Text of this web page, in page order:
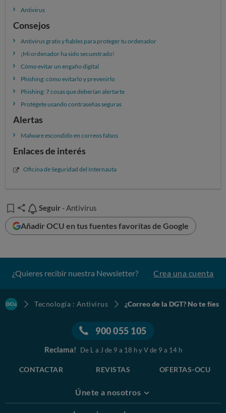
Antivirus
Consejos
Antivirus gratis y fiables para proteger tu ordenador
¡Mi ordenador ha sido secuestrado!
Cómo evitar un engaño digital
Phishing: cómo evitarlo y prevenirlo
Phishing: 7 cosas que deberían alertarte
Protégete usando contraseñas seguras
Alertas
Malware escondido en correos falsos
Enlaces de interés
Oficina de Seguridad del Internauta
Seguir
Seguir - Antivirus
Añadir OCU en tus fuentes favoritas de Google
¿Quieres recibir nuestra Newsletter? Crea una cuenta
Tecnología : Antivirus ¿Correo de la DGT? No te fíes
900 055 105
Reclama! De L a J de 9 a 18 h y V de 9 a 14 h
CONTACTAR REVISTAS OFERTAS-OCU
Únete a nosotros